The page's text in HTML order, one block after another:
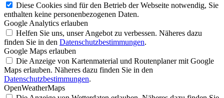
Diese Cookies sind für den Betrieb der Webseite notwendig, Sie
enthalten keine personenbezogenen Daten.
Google Analytics erlauben
Helfen Sie uns, unser Angebot zu verbessen. Näheres dazu
finden Sie in den Datenschutzbestimmungen.
Google Maps erlauben
Die Anzeige von Kartenmaterial und Routenplaner mit Google
Maps erlauben. Näheres dazu finden Sie in den
Datenschutzbestimmungen.
OpenWeatherMaps